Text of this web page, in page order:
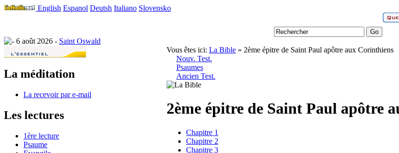
English Espanol Deutsh Italiano Slovensko
6 août 2026 - Saint Oswald
La méditation
La recevoir par e-mail
Les lectures
1ère lecture
Psaume
Vous êtes ici: La Bible » 2ème épitre de Saint Paul apôtre aux Corinthiens
Nouv. Test.
Psaumes
Ancien Test.
2ème épitre de Saint Paul apôtre
Chapitre 1
Chapitre 2
Chapitre 3